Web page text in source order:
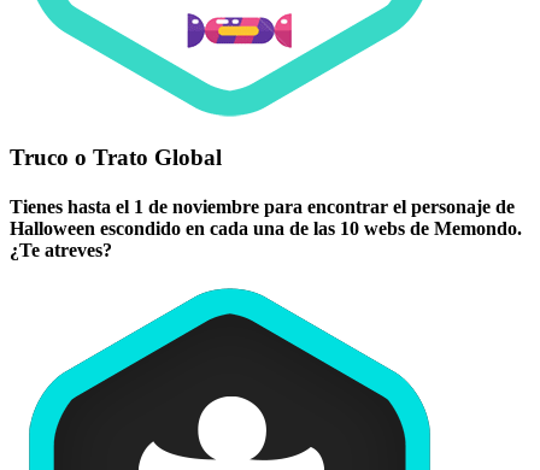
Truco o Trato Global
Tienes hasta el 1 de noviembre para encontrar el personaje de
Halloween escondido en cada una de las 10 webs de Memondo.
¿Te atreves?